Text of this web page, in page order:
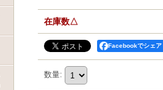
在庫数△
Facebookでシェア
数量: